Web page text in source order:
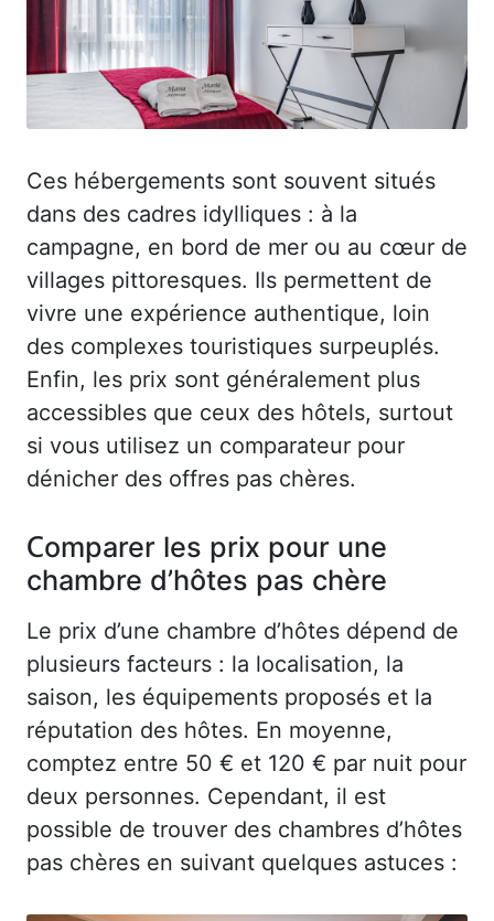
Ces hébergements sont souvent situés
dans des cadres idylliques : à la
campagne, en bord de mer ou au cœur de
villages pittoresques. Ils permettent de
vivre une expérience authentique, loin
des complexes touristiques surpeuplés.
Enfin, les prix sont généralement plus
accessibles que ceux des hôtels, surtout
si vous utilisez un comparateur pour
dénicher des offres pas chères.
Comparer les prix pour une
chambre d’hôtes pas chère
Le prix d’une chambre d’hôtes dépend de
plusieurs facteurs : la localisation, la
saison, les équipements proposés et la
réputation des hôtes. En moyenne,
comptez entre 50 € et 120 € par nuit pour
deux personnes. Cependant, il est
possible de trouver des chambres d’hôtes
pas chères en suivant quelques astuces :